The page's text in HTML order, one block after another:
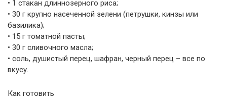
• 1 стакан длиннозерного риса;
• 30 г крупно насеченной зелени (петрушки, кинзы или
базилика);
• 15 г томатной пасты;
• 30 г сливочного масла;
• соль, душистый перец, шафран, черный перец – все по
вкусу.
Как готовить